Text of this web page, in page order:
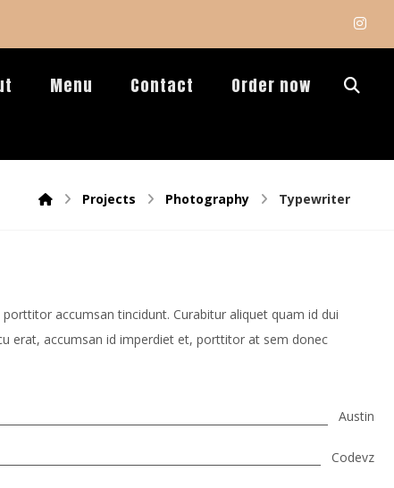
Menu Contact Order now
Projects Photography Typewriter
accumsan tincidunt. Curabitur aliquet quam id dui
erat, accumsan id imperdiet et, porttitor at sem donec
Austin
Codevz